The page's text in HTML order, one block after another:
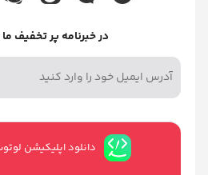
در خبرنامه پر تخفیف
دانلود اپلیکیشن